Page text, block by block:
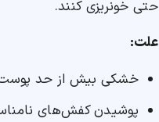
حتی خونریزی کنند.
علت:
خشکی بیش از حد
پوشیدن کفش‌های